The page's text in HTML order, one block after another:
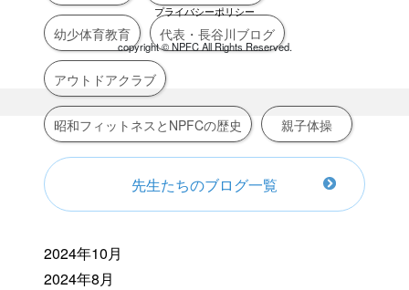
幼少体育教育 代表・長谷川ブログ
アウトドアクラブ
昭和フィットネスとNPFCの歴史 親子体操
先生たちのブログ一覧
2024年10月
2024年8月
プライバシーポリシー
copyright ©︎ NPFC All Rights Reserved.